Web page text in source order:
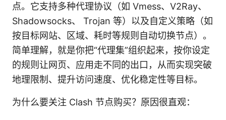
点。它支持多种代理协议（如 Vmess、V2Ray、
Shadowsocks、 Trojan 等）以及自定义策略（如
按目标网站、区域、耗时等规则自动切换节点）。
简单理解，就是你把“代理集”组织起来，按你设定
的规则让网页、应用走不同的出口，从而实现突破
地理限制、提升访问速度、优化稳定性等目标。
为什么要关注 Clash 节点购买？原因很直观：